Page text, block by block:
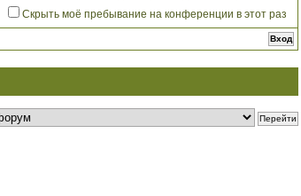
Скрыть моё пребывание на конференции в этот раз